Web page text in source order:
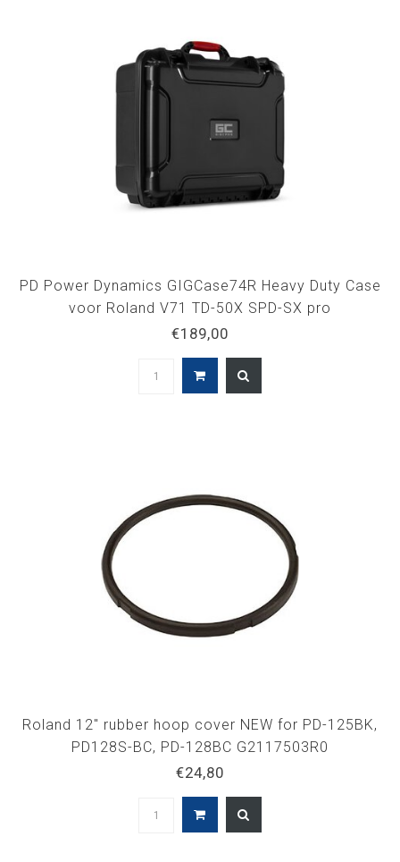
PD Power Dynamics GIGCase74R Heavy Duty Case
voor Roland V71 TD-50X SPD-SX pro
€189,00
Roland 12" rubber hoop cover NEW for PD-125BK,
PD128S-BC, PD-128BC G2117503R0
€24,80